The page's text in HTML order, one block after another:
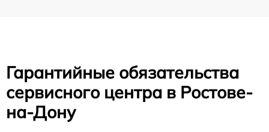
Гарантийные обязательства
сервисного центра в Ростове-
на-Дону